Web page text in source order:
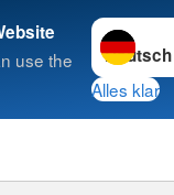
use the
Sprache
Alles klar